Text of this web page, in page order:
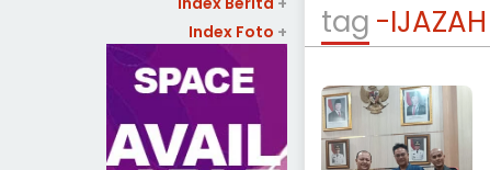
tag -IJAZAH
Index Foto +